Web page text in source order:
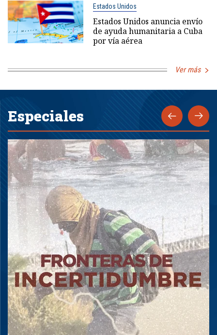
Estados Unidos
Estados Unidos anuncia envío
de ayuda humanitaria a Cuba
por vía aérea
Ver más
Especiales